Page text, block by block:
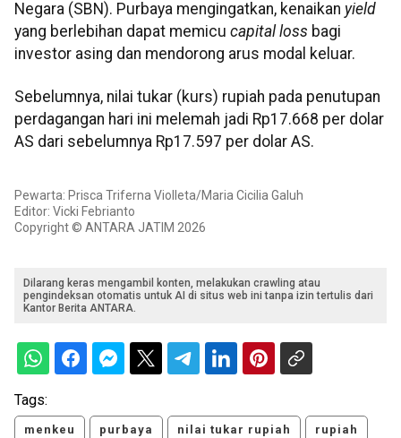
Negara (SBN). Purbaya mengingatkan, kenaikan yield
yang berlebihan dapat memicu capital loss bagi
investor asing dan mendorong arus modal keluar.
Sebelumnya, nilai tukar (kurs) rupiah pada penutupan
perdagangan hari ini melemah jadi Rp17.668 per dolar
AS dari sebelumnya Rp17.597 per dolar AS.
Pewarta: Prisca Triferna Violleta/Maria Cicilia Galuh
Editor: Vicki Febrianto
Copyright © ANTARA JATIM 2026
Dilarang keras mengambil konten, melakukan crawling atau
pengindeksan otomatis untuk AI di situs web ini tanpa izin tertulis dari
Kantor Berita ANTARA.
Tags:
menkeu purbaya nilai tukar rupiah rupiah